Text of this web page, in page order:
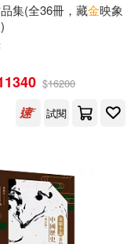
(13)
集(全36冊，藏金映象
$16200
試閱